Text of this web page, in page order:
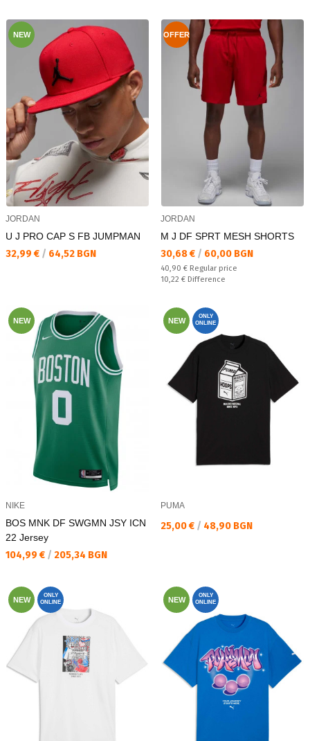
NEW
JORDAN
U J PRO CAP S FB JUMPMAN
Текуща цена:
32,99 € / 64,52 BGN
OFFER
JORDAN
M J DF SPRT MESH SHORTS
Текуща цена:
30,68 € / 60,00 BGN
Regular price:
40,90 € Regular price
Спестявате:
10,22 € Difference
NEW
NIKE
BOS MNK DF SWGMN JSY ICN
22 Jersey
Текуща цена:
104,99 € / 205,34 BGN
NEW
ONLY
ONLINE
PUMA
Текуща цена:
25,00 € / 48,90 BGN
NEW
ONLY
ONLINE
NEW
ONLY
ONLINE